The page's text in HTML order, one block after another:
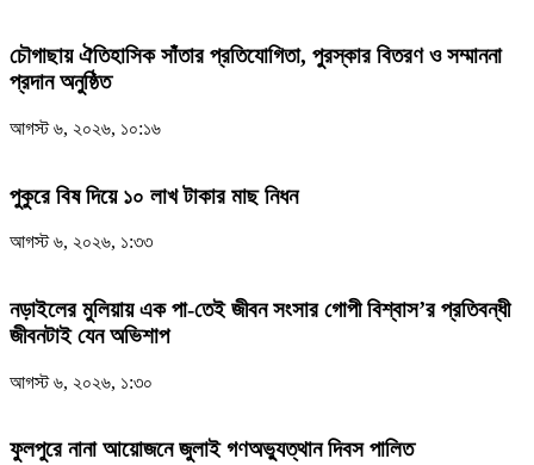
চৌগাছায় ঐতিহাসিক সাঁতার প্রতিযোগিতা, পুরস্কার বিতরণ ও সম্মাননা
প্রদান অনুষ্ঠিত
আগস্ট ৬, ২০২৬, ১০:১৬
পুকুরে বিষ দিয়ে ১০ লাখ টাকার মাছ নিধন
আগস্ট ৬, ২০২৬, ১:৩৩
নড়াইলের মুলিয়ায় এক পা-তেই জীবন সংসার গোপী বিশ্বাস’র প্রতিবন্ধী
জীবনটাই যেন অভিশাপ
আগস্ট ৬, ২০২৬, ১:৩০
ফুলপুরে নানা আয়োজনে জুলাই গণঅভ্যুত্থান দিবস পালিত